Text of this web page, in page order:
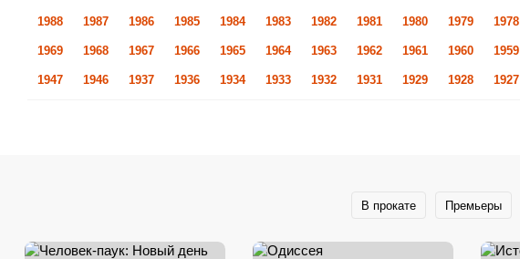
1988 1987 1986 1985 1984 1983 1982 1981 1980 1979 1978
1969 1968 1967 1966 1965 1964 1963 1962 1961 1960 1959
1947 1946 1937 1936 1934 1933 1932 1931 1929 1928 1927
В прокате Премьеры